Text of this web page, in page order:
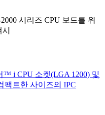
시리즈 CPU 보드를 위
™ i CPU 소켓(LGA 1200) 및
팩트한 사이즈의 IPC